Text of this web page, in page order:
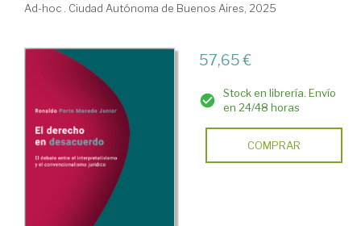
Ad-hoc . Ciudad Autónoma de Buenos Aires, 2025
57,65 €
Stock en librería. Envío
en 24/48 horas
COMPRAR